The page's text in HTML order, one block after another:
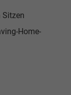
Sitzen
Home-